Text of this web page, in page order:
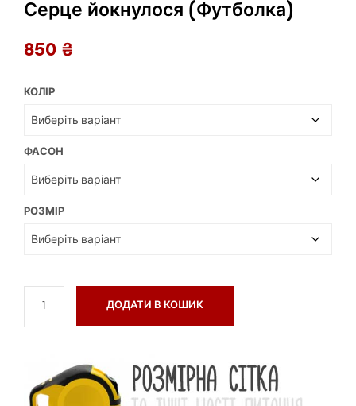
Серце йокнулося (Футболка)
850 ₴
КОЛІР
ФАСОН
РОЗМІР
ДОДАТИ В КОШИК